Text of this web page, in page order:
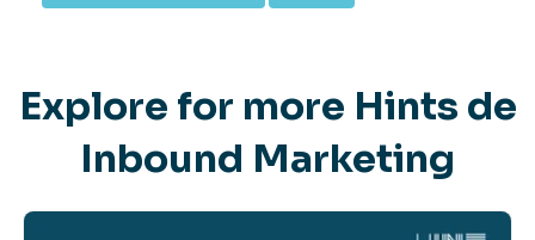
Explore for more Hints de
Inbound Marketing